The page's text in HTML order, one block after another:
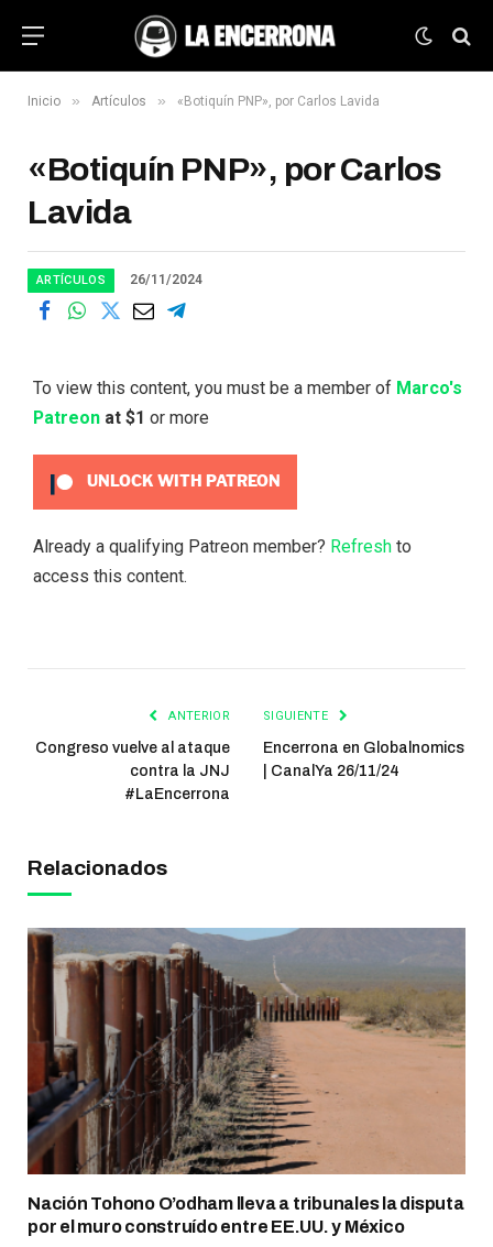
Inicio » Artículos » «Botiquín PNP», por Carlos Lavida
«Botiquín PNP», por Carlos
Lavida
ARTÍCULOS 26/11/2024
To view this content, you must be a member of Marco's
Patreon at $1 or more
UNLOCK WITH PATREON
Already a qualifying Patreon member? Refresh to
access this content.
ANTERIOR
Congreso vuelve al ataque
contra la JNJ
#LaEncerrona
SIGUIENTE
Encerrona en Globalnomics
| CanalYa 26/11/24
Relacionados
Nación Tohono O’odham lleva a tribunales la disputa
por el muro construído entre EE.UU. y México